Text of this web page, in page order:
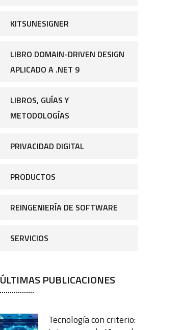
KITSUNESIGNER
LIBRO DOMAIN-DRIVEN DESIGN
APLICADO A .NET 9
LIBROS, GUÍAS Y
METODOLOGÍAS
PRIVACIDAD DIGITAL
PRODUCTOS
REINGENIERÍA DE SOFTWARE
SERVICIOS
ÚLTIMAS PUBLICACIONES
Tecnología con criterio: